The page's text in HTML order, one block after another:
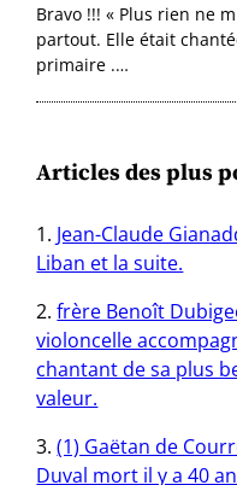
Bravo !!! « Plus rien ne
partout. Elle était
primaire .…
Articles des plus
Jean-Claude
Liban et la suite.
frère Benoît
violoncelle
chantant de sa plus
valeur.
(1) Gaëtan de
Duval mort il y a 40